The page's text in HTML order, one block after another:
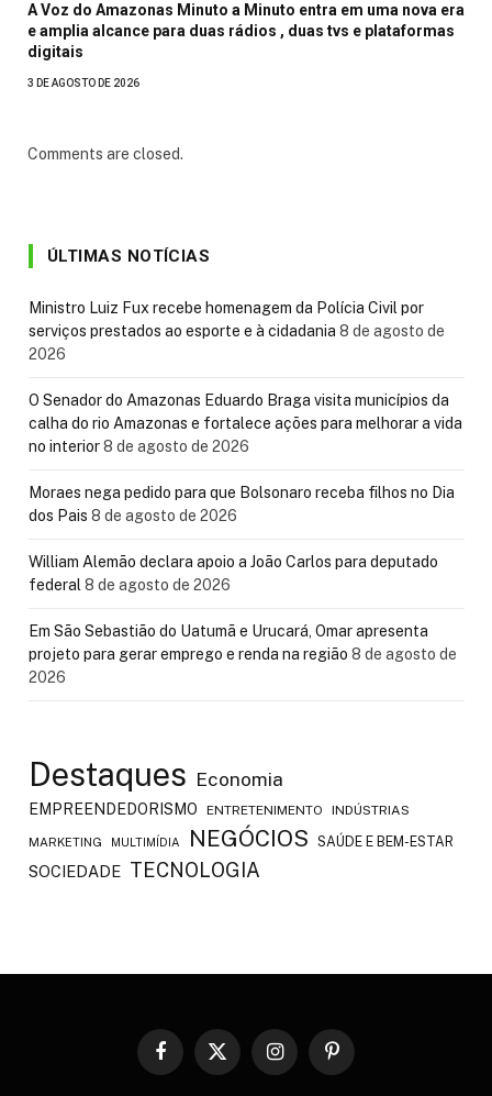
A Voz do Amazonas Minuto a Minuto entra em uma nova era
e amplia alcance para duas rádios , duas tvs e plataformas
digitais
3 DE AGOSTO DE 2026
Comments are closed.
ÚLTIMAS NOTÍCIAS
Ministro Luiz Fux recebe homenagem da Polícia Civil por
serviços prestados ao esporte e à cidadania 8 de agosto de
2026
O Senador do Amazonas Eduardo Braga visita municípios da
calha do rio Amazonas e fortalece ações para melhorar a vida
no interior8 de agosto de 2026
Moraes nega pedido para que Bolsonaro receba filhos no Dia
dos Pais 8 de agosto de 2026
William Alemão declara apoio a João Carlos para deputado
federal 8 de agosto de 2026
Em São Sebastião do Uatumã e Urucará, Omar apresenta
projeto para gerar emprego e renda na região 8 de agosto de
2026
Destaques Economia
EMPREENDEDORISMO ENTRETENIMENTO INDÚSTRIAS
MARKETING MULTIMÍDIA NEGÓCIOS SAÚDE E BEM-ESTAR
SOCIEDADE TECNOLOGIA
Facebook
X
InstagramPinterest